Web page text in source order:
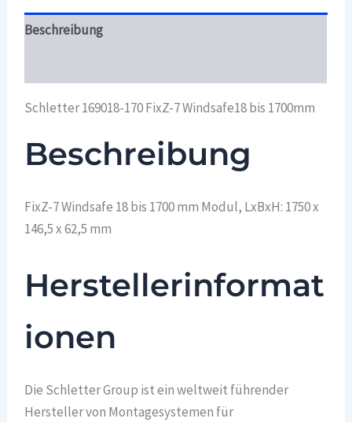
Beschreibung
Schletter 169018-170 FixZ-7 Windsafe18 bis 1700mm
Beschreibung
FixZ-7 Windsafe 18 bis 1700 mm Modul, LxBxH: 1750 x
146,5 x 62,5 mm
Herstellerinformat
ionen
Die Schletter Group ist ein weltweit führender
Hersteller von Montagesystemen für